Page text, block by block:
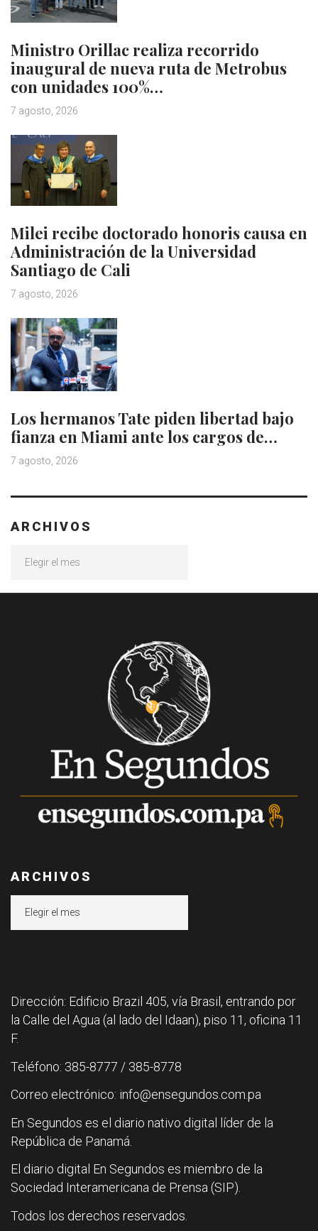
Ministro Orillac realiza recorrido
inaugural de nueva ruta de Metrobus
con unidades 100%…
7 agosto, 2026
Milei recibe doctorado honoris causa en
Administración de la Universidad
Santiago de Cali
7 agosto, 2026
Los hermanos Tate piden libertad bajo
fianza en Miami ante los cargos de…
7 agosto, 2026
ARCHIVOS
ARCHIVOS
Dirección: Edificio Brazil 405, vía Brasil, entrando por
la Calle del Agua (al lado del Idaan), piso 11, oficina 11
F.
Teléfono: 385-8777 / 385-8778
Correo electrónico: info@ensegundos.com.pa
En Segundos es el diario nativo digital líder de la
República de Panamá.
El diario digital En Segundos es miembro de la
Sociedad Interamericana de Prensa (SIP).
Todos los derechos reservados.